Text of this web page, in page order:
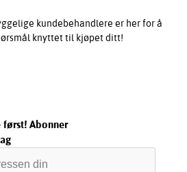
kundebehandlere er her for å
knyttet til kjøpet ditt!
først! Abonner